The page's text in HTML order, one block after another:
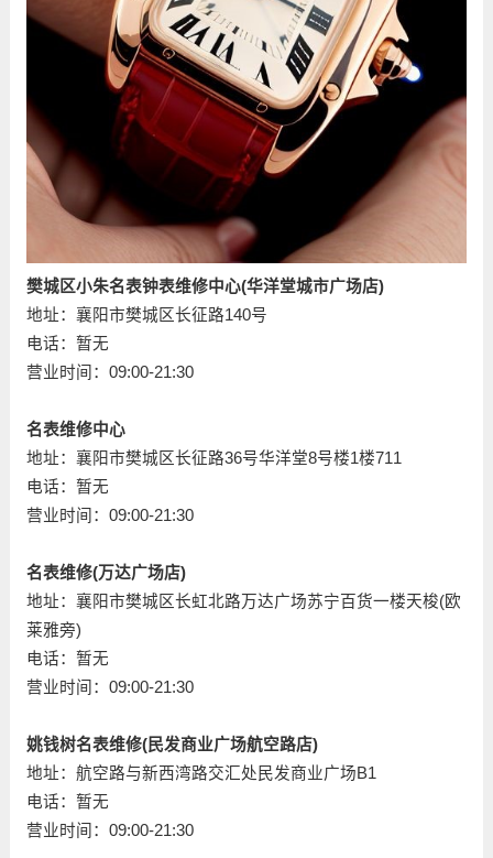
樊城区小朱名表钟表维修中心(华洋堂城市广场店)
地址：襄阳市樊城区长征路140号
电话：暂无
营业时间：09:00-21:30
名表维修中心
地址：襄阳市樊城区长征路36号华洋堂8号楼1楼711
电话：暂无
营业时间：09:00-21:30
名表维修(万达广场店)
地址：襄阳市樊城区长虹北路万达广场苏宁百货一楼天梭(欧
莱雅旁)
电话：暂无
营业时间：09:00-21:30
姚钱树名表维修(民发商业广场航空路店)
地址：航空路与新西湾路交汇处民发商业广场B1
电话：暂无
营业时间：09:00-21:30